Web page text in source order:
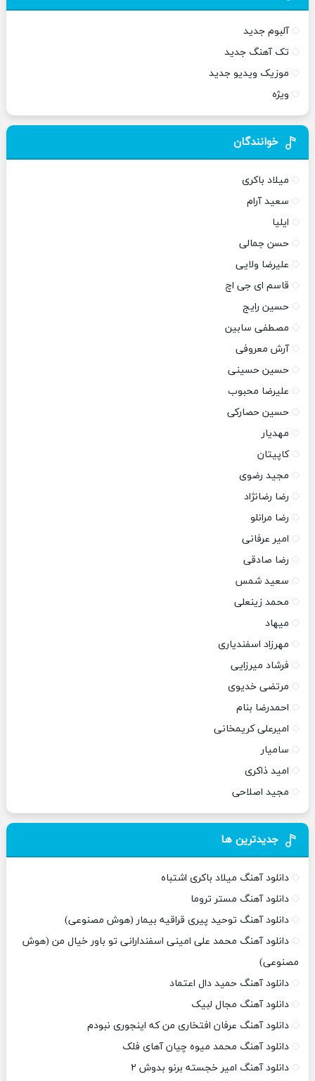
آلبوم جدید
تک آهنگ جدید
موزیک ویدیو جدید
ویژه
خوانندگان
میلاد باکری
سعید آرام
ایلیا
حسن جمالی
علیرضا ولایی
قاسم ای جی اچ
حسین رایج
مصطفی سابین
آرش معروفی
حسین حسینی
علیرضا محبوب
حسین حصارکی
مهدیار
کاپیتان
مجید رضوی
رضا رضانژاد
رضا مرانلو
امیر عرفانی
رضا صادقی
سعید شمس
محمد زینعلی
میهاد
مهرزاد اسفندیاری
فرشاد میرزایی
مرتضی خدیوی
احمدرضا بنام
امیرعلی کریمخانی
سامیار
امید ذاکری
مجید اصلاحی
جدیدترین ها
دانلود آهنگ میلاد باکری اشتباه
دانلود آهنگ مستر تروما
دانلود آهنگ توحید پیری قراقیه بیمار (هوش مصنوعی)
دانلود آهنگ محمد علی امینی اسفندارانی تو باور خیال من (هوش
مصنوعی)
دانلود آهنگ حمید دال اعتماد
دانلود آهنگ مجال لبیک
دانلود آهنگ عرفان افتخاری من که اینجوری نبودم
دانلود آهنگ محمد میوه چیان آهای فلک
دانلود آهنگ امیر خجسته برنو بدوش ۲